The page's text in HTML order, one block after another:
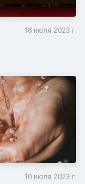
18 июля 2023 г.
10 июля 2023 г.